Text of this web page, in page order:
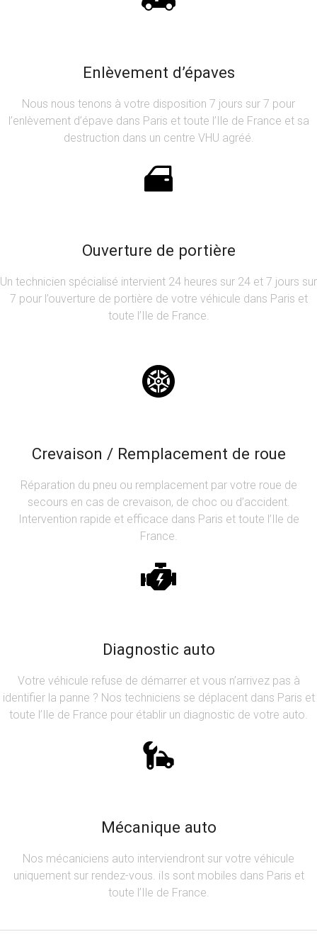
Enlèvement d’épaves
Nous nous tenons à votre disposition 7 jours sur 7 pour
l’enlèvement d’épave dans Paris et toute l’Ile de France et sa
destruction dans un centre VHU agréé.
Ouverture de portière
Un technicien spécialisé intervient 24 heures sur 24 et 7 jours sur
7 pour l’ouverture de portière de votre véhicule dans Paris et
toute l’Ile de France.
Crevaison / Remplacement de roue
Réparation du pneu ou remplacement par votre roue de
secours en cas de crevaison, de choc ou d’accident.
Intervention rapide et efficace dans Paris et toute l’Ile de
France.
Diagnostic auto
Votre véhicule refuse de démarrer et vous n’arrivez pas à
identifier la panne ? Nos techniciens se déplacent dans Paris et
toute l’Ile de France pour établir un diagnostic de votre auto.
Mécanique auto
Nos mécaniciens auto interviendront sur votre véhicule
uniquement sur rendez-vous. iIs sont mobiles dans Paris et
toute l’Ile de France.